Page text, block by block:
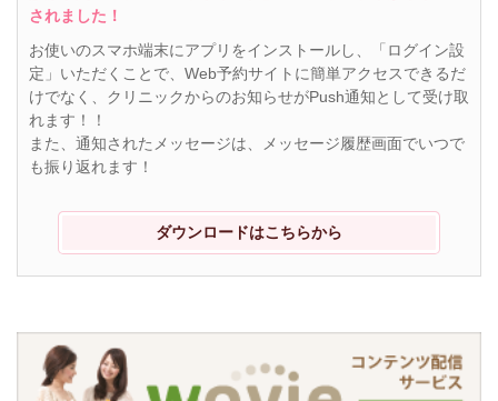
されました！
お使いのスマホ端末にアプリをインストールし、「ログイン設
定」いただくことで、Web予約サイトに簡単アクセスできるだ
けでなく、クリニックからのお知らせがPush通知として受け取
れます！！
また、通知されたメッセージは、メッセージ履歴画面でいつで
も振り返れます！
ダウンロードはこちらから